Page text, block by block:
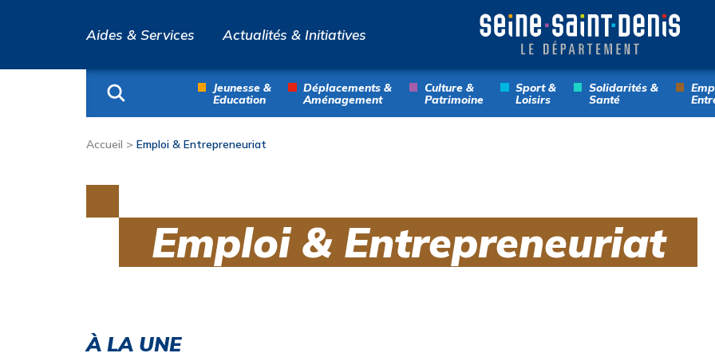
Aides & Services Actualités & Initiatives
Jeunesse &
Education
Déplacements &
Aménagement
Culture &
Patrimoine
Sport &
Loisirs
Solidarités &
Santé
Accueil >Emploi & Entrepreneuriat
Emploi & Entrepreneuriat
À LA UNE